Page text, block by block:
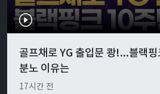
골프채로 YG 출입문 쾅!...블랙
분노 이유는
17시간 전